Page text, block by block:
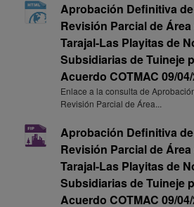
Aprobación Definitiva
Revisión Parcial de Área
Tarajal-Las Playitas de
Subsidiarias de Tuineje
Acuerdo COTMAC 09/
Enlace a la consulta de
Revisión Parcial de Área...
Aprobación Definitiva
Revisión Parcial de Área
Tarajal-Las Playitas de
Subsidiarias de Tuineje
Acuerdo COTMAC 09/